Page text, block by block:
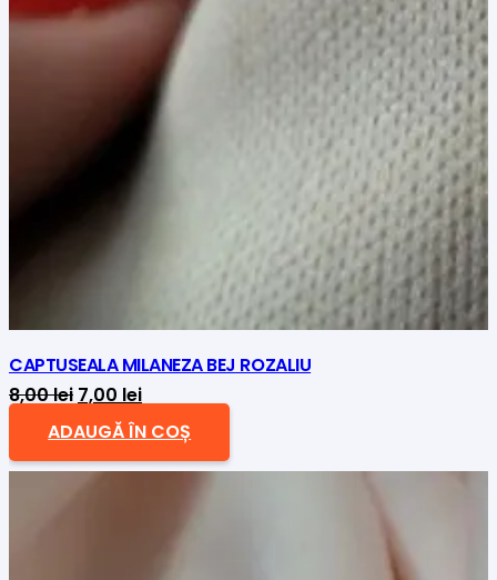
CAPTUSEALA MILANEZA BEJ ROZALIU
8,00lei Prețul
inițial
a
7,00 leiPrețul
curent
este:
ADAUGĂ ÎN COȘ